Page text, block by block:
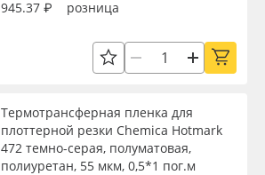
945.37 ₽ розница
Термотрансферная пленка для
плоттерной резки Chemica Hotmark
472 темно-серая, полуматовая,
полиуретан, 55 мкм, 0,5*1 пог.м